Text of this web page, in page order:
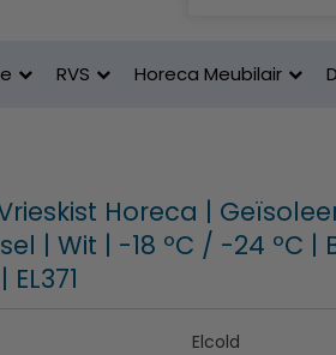
RVS Horeca Meubilair
Horeca |
| Wit | -18 ºC / -24 ºC |
Elcold